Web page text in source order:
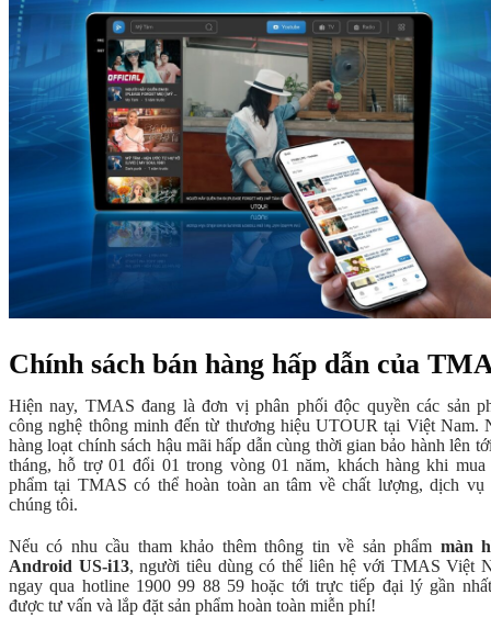
Chính sách bán hàng hấp dẫn của
Hiện nay, TMAS đang là đơn vị phân phối độc quyền các sản
công nghệ thông minh đến từ thương hiệu UTOUR tại Việt Nam.
hàng loạt chính sách hậu mãi hấp dẫn cùng thời gian bảo hành lên
tháng, hỗ trợ 01 đổi 01 trong vòng 01 năm, khách hàng khi mua
phẩm tại TMAS có thể hoàn toàn an tâm về chất lượng, dịch vụ
chúng tôi.
Nếu có nhu cầu tham khảo thêm thông tin về sản phẩm màn
Android US-i13, người tiêu dùng có thể liên hệ với TMAS Việt
ngay qua hotline 1900 99 88 59 hoặc tới trực tiếp đại lý gần
được tư vấn và lắp đặt sản phẩm hoàn toàn miễn phí!